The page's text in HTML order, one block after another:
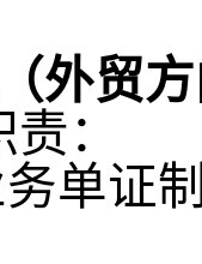
外贸
：
单证